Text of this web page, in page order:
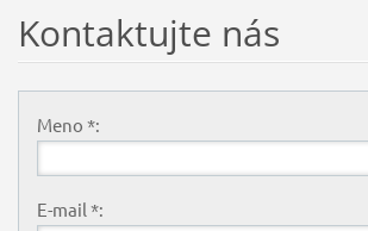
Kontaktujte nás
Meno *:
E-mail *: